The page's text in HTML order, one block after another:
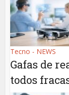
Tecno - NEWS
Gafas de
todos